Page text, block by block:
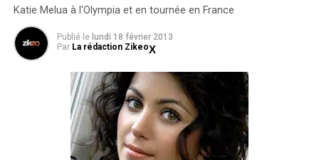
Katie Melua à l'Olympia et en tournée en France
Publié le lundi 18 février 2013
Par La rédaction Zikeo